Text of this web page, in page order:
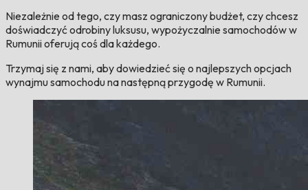
Niezależnie od tego, czy masz ograniczony budżet, czy chcesz
doświadczyć odrobiny luksusu, wypożyczalnie samochodów w
Rumunii oferują coś dla każdego.
Trzymaj się z nami, aby dowiedzieć się o najlepszych opcjach
wynajmu samochodu na następną przygodę w Rumunii.